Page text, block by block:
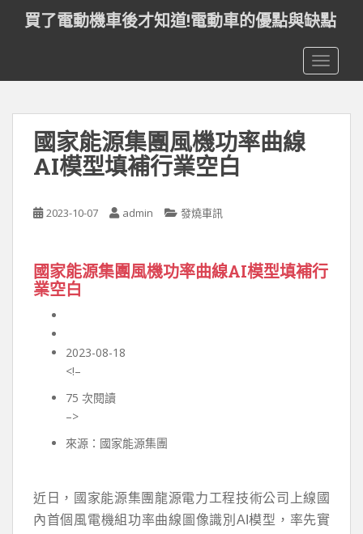
t
買了電動機車後才知道!電動車的優點與缺點
國家能源集團風機功率曲線
AI模型填補行業空白
2023-10-07 admin 發燒車訊
國家能源集團風機功率曲線AI模型填補行
業空白
2023-08-18
<!–
75 次閱讀
–>
來源：國家能源集團
近日，國家能源集團龍源電力工程技術公司上線國
內首個風電機組功率曲線圖像識別AI模型，率先實